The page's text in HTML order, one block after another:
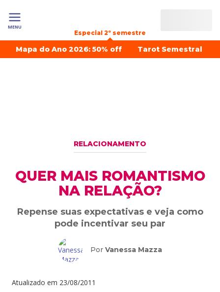
MENU
Especial 2º semestre
Mapa do Ano 2026: 50% off Tarot Semestral
RELACIONAMENTO
QUER MAIS ROMANTISMO
NA RELAÇÃO?
Repense suas expectativas e veja como
pode incentivar seu par
Por Vanessa Mazza
Atualizado em 23/08/2011